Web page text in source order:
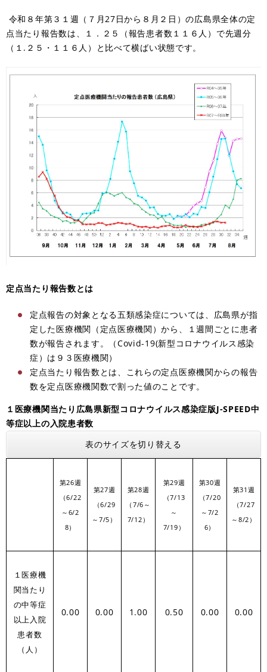
令和８年第３１週（７月27日から８月２日）の広島県全体の定
点当たり報告数は、１．２５（報告患者数１１６人）で先週分
（１.２５・１１６人）と比べて横ばい状態です。
定点当たり報告数とは
定点報告の対象となる五類感染症については、広島県が指
定した医療機関（定点医療機関）から、１週間ごとに患者
数が報告されます。（Covid-19(新型コロナウイルス感染
症）は９３医療機関）
定点当たり報告数とは、これらの定点医療機関からの報告
数を定点医療機関数で割った値のことです。
１医療機関当たり広島県新型コロナウイルス感染症版J-SPEED中
等症以上の入院患者数
表のサイズを切り替える
第26週
（6/22
～6/2
8）
第27週
（6/29
～7/5）
第28週
（7/6～
7/12）
第29週
（7/13
～
7/19）
第30週
（7/20
～7/2
6）
第31週
（7/27
～8/2）
１医療機
関当たり
の中等症
以上入院
患者数
（人）
0.00 0.00 1.00 0.50 0.00 0.00